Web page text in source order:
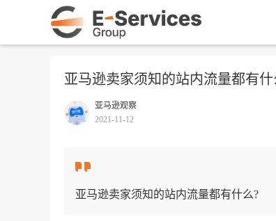
亚马逊卖家须知的站内流量都有什
亚马逊观察
2021-11-12
亚马逊卖家须知的站内流量都有什么?